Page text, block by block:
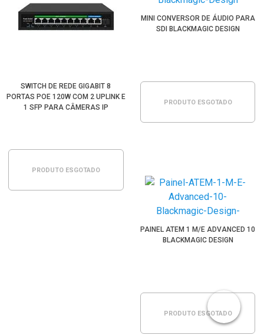
SWITCH DE REDE GIGABIT 8
PORTAS POE 120W COM 2 UPLINK E
1 SFP PARA CÂMERAS IP
PRODUTO ESGOTADO
MINI CONVERSOR DE ÁUDIO PARA
SDI BLACKMAGIC DESIGN
PRODUTO ESGOTADO
PAINEL ATEM 1 M/E ADVANCED 10
BLACKMAGIC DESIGN
PRODUTO ESGOTADO